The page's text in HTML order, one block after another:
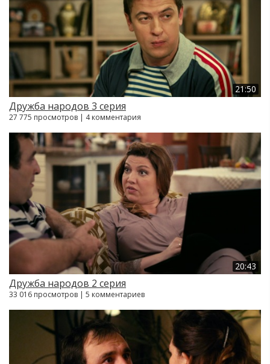
21:50
Дружба народов 3 серия
27 775 просмотров | 4 комментария
20:43
Дружба народов 2 серия
33 016 просмотров | 5 комментариев